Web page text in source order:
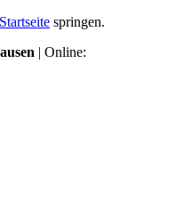
springen.
| Online: